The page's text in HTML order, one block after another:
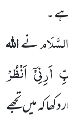
۔
نےاللہ
اَرِنِیْۤ اَنْظُرْ
کہ میں تجھے